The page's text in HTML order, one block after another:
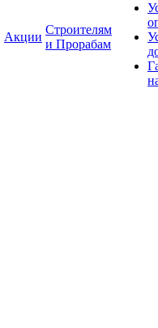
Акции
Строителям
и Прорабам